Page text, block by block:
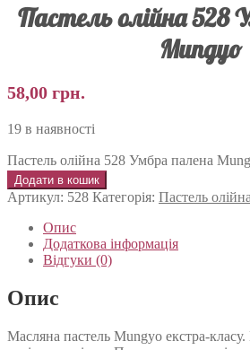
Пастель олійна 528
Mungyo
58,00 грн.
19 в наявності
Пастель олійна 528 Умбра палена
Додати в кошик
Артикул: 528 Категорія: Пастель
Опис
Додаткова інформація
Відгуки (0)
Опис
Масляна пастель Mungyo екстра-